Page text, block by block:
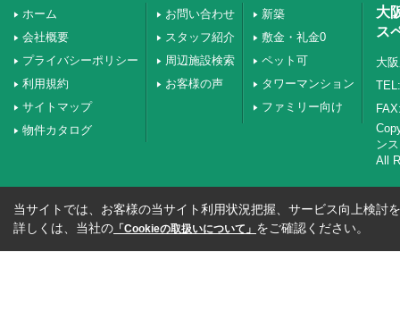
ホーム
会社概要
プライバシーポリシー
利用規約
サイトマップ
物件カタログ
お問い合わせ
スタッフ紹介
周辺施設検索
お客様の声
新築
敷金・礼金0
ペット可
タワーマンション
ファミリー向け
大
ス
大
ンス
All
当サイトでは、お客様の当サイト利用状況把握、サービス向上検討
詳しくは、当社の 「Cookieの取扱いについて」 をご確認ください。